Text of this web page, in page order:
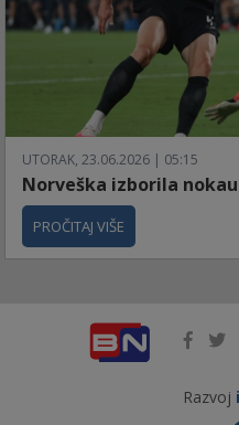
UTORAK, 23.06.2026 | 05:15
Norveška izborila
PROČITAJ VIŠE
Razvoj